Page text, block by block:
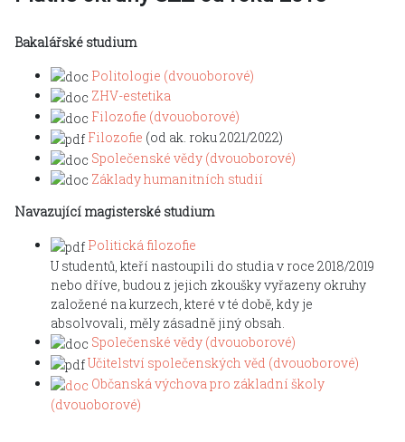
Bakalářské studium
Politologie (dvouoborové)
ZHV-estetika
Filozofie (dvouoborové)
Filozofie (od ak. roku 2021/2022)
Společenské vědy (dvouoborové)
Základy humanitních studií
Navazující magisterské studium
Politická filozofie
U studentů, kteří nastoupili do studia v roce 2018/2019
nebo dříve, budou z jejich zkoušky vyřazeny okruhy
založené na kurzech, které v té době, kdy je
absolvovali, měly zásadně jiný obsah.
Společenské vědy (dvouoborové)
Učitelství společenských věd (dvouoborové)
Občanská výchova pro základní školy
(dvouoborové)